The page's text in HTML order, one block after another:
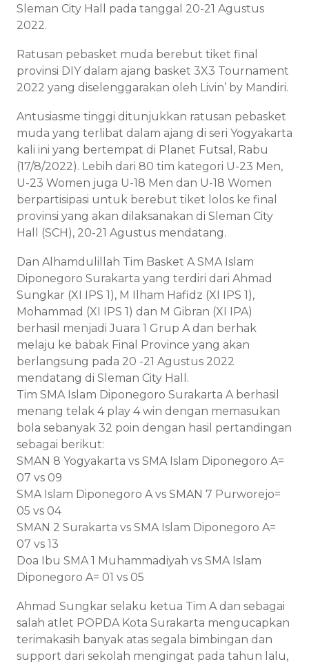
Sleman City Hall pada tanggal 20-21 Agustus
2022.
Ratusan pebasket muda berebut tiket final
provinsi DIY dalam ajang basket 3X3 Tournament
2022 yang diselenggarakan oleh Livin’ by Mandiri.
Antusiasme tinggi ditunjukkan ratusan pebasket
muda yang terlibat dalam ajang di seri Yogyakarta
kali ini yang bertempat di Planet Futsal, Rabu
(17/8/2022). Lebih dari 80 tim kategori U-23 Men,
U-23 Women juga U-18 Men dan U-18 Women
berpartisipasi untuk berebut tiket lolos ke final
provinsi yang akan dilaksanakan di Sleman City
Hall (SCH), 20-21 Agustus mendatang.
Dan Alhamdulillah Tim Basket A SMA Islam
Diponegoro Surakarta yang terdiri dari Ahmad
Sungkar (XI IPS 1), M Ilham Hafidz (XI IPS 1),
Mohammad (XI IPS 1) dan M Gibran (XI IPA)
berhasil menjadi Juara 1 Grup A dan berhak
melaju ke babak Final Province yang akan
berlangsung pada 20 -21 Agustus 2022
mendatang di Sleman City Hall.
Tim SMA Islam Diponegoro Surakarta A berhasil
menang telak 4 play 4 win dengan memasukan
bola sebanyak 32 poin dengan hasil pertandingan
sebagai berikut:
SMAN 8 Yogyakarta vs SMA Islam Diponegoro A=
07 vs 09
SMA Islam Diponegoro A vs SMAN 7 Purworejo=
05 vs 04
SMAN 2 Surakarta vs SMA Islam Diponegoro A=
07 vs 13
Doa Ibu SMA 1 Muhammadiyah vs SMA Islam
Diponegoro A= 01 vs 05
Ahmad Sungkar selaku ketua Tim A dan sebagai
salah atlet POPDA Kota Surakarta mengucapkan
terimakasih banyak atas segala bimbingan dan
support dari sekolah mengingat pada tahun lalu,